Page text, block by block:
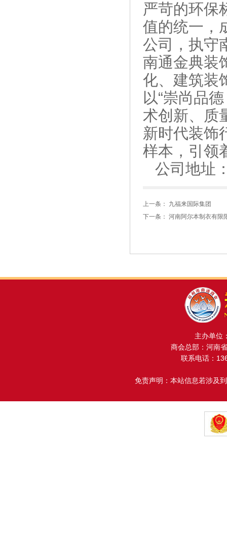
严苛的环保
值的统一，
公司，执守
南通金典装
化、建筑装
以“崇尚品
术创新、质
新时代装饰
样本，引领
公司地址
上一条： 九福来国际集团
下一条： 河南阿尔本制衣有限
主办单位
商会总部：河南
联系电话：
免责声明：本站信息若涉及